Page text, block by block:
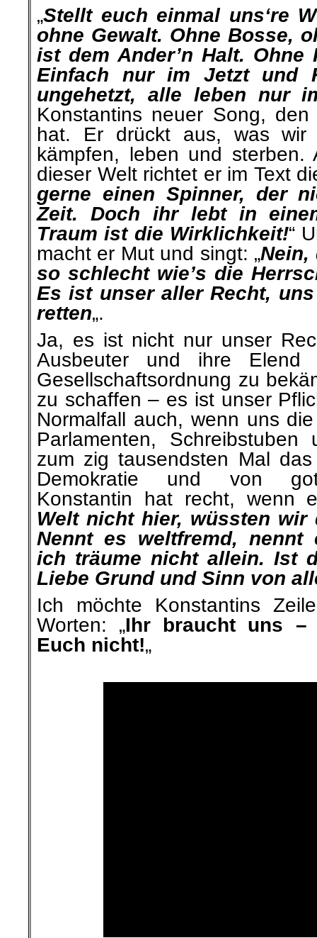
„Stellt euch einmal uns‘re
ohne Gewalt. Ohne Bosse,
ist dem Ander’n Halt.
Einfach nur im Jetzt und
ungehetzt, alle leben nur
Konstantins neuer Song,
hat. Er drückt aus, was wir
kämpfen, leben und sterben.
dieser Welt richtet er im Text
gerne einen Spinner, der
Zeit. Doch ihr lebt in
Traum ist die Wirklichkeit!“
macht er Mut und singt: „Nein,
so schlecht wie’s die
Es ist unser aller Recht,
retten„.
Ja, es ist nicht nur unser
Ausbeuter und ihre Elend
Gesellschaftsordnung zu
zu schaffen – es ist unser
Normalfall auch, wenn uns
Parlamenten, Schreibstuben
zum zig tausendsten Mal
Demokratie und von
Konstantin hat recht, wenn
Welt nicht hier, wüssten
Nennt es weltfremd, nennt
ich träume nicht allein. Ist
Liebe Grund und Sinn von
Ich möchte Konstantins
Worten: „Ihr braucht uns –
Euch nicht!„